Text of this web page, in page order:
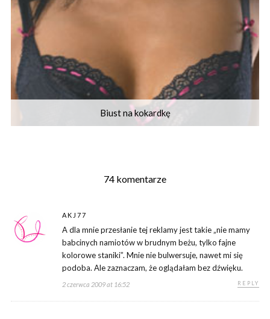
Biust na kokardkę
74 komentarze
AKJ77
A dla mnie przesłanie tej reklamy jest takie „nie mamy
babcinych namiotów w brudnym beżu, tylko fajne
kolorowe staniki”. Mnie nie bulwersuje, nawet mi się
podoba. Ale zaznaczam, że oglądałam bez dźwięku.
2 czerwca 2009 at 16:52 REPLY